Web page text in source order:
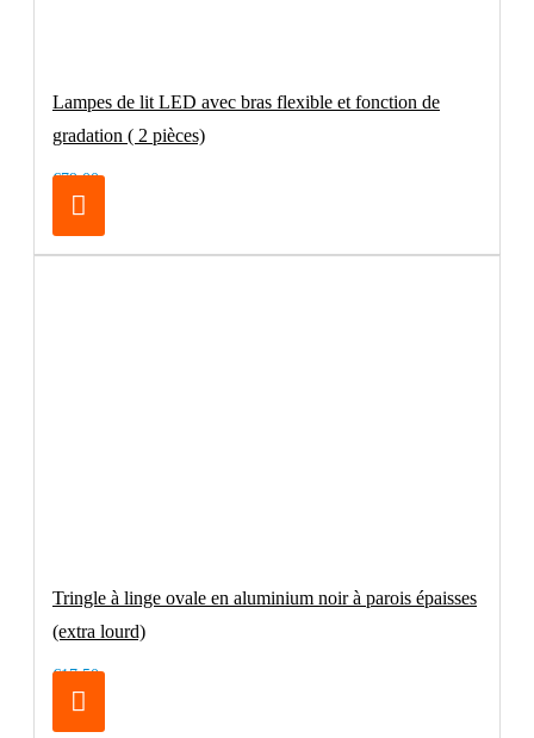
Lampes de lit LED avec bras flexible et fonction de
gradation ( 2 pièces)
€79.00
Tringle à linge ovale en aluminium noir à parois épaisses
(extra lourd)
€17.50